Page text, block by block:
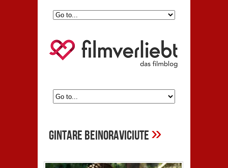
Gintare Beinoraviciute»